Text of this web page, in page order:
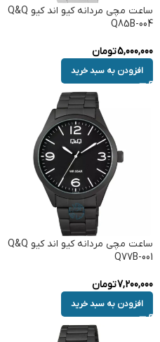
ساعت مچی مردانه کیو اند کیو Q&Q
Q85B-004
5,000,000تومان
افزودن به سبد خرید
ساعت مچی مردانه کیو اند کیو Q&Q
Q77B-001
7,200,000تومان
افزودن به سبد خرید